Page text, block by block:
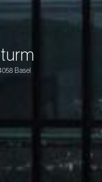
Basel